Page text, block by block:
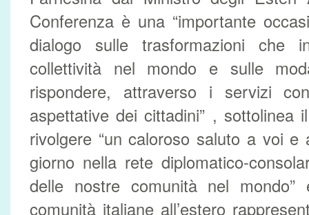
Conferenza è una “importante
dialogo sulle trasformazioni che
collettività nel mondo e sulle
rispondere, attraverso i servizi
aspettative dei cittadini” , sottolinea
rivolgere “un caloroso saluto a voi e
giorno nella rete diplomatico-
delle nostre comunità nel mondo”
comunità italiane all’estero